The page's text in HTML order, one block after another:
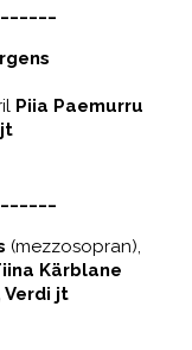
Piia Paemurru
(mezzosopran),
Kärblane
Verdi jt